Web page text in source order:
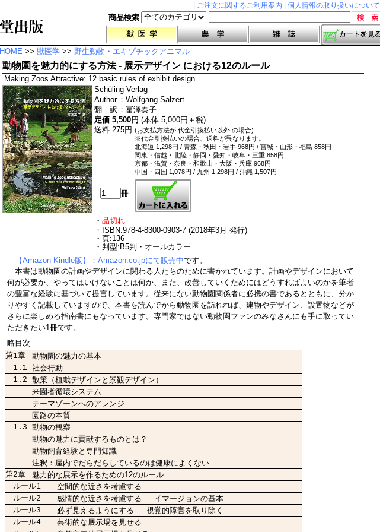
ご注文に関するご利用案内 個人情報の取り扱いについて
商品検索
HOME >> 獣医学 >> 野生動物・エキゾチックアニマル
動物園を魅力的にする方法 - 展示デザイン における12のルール
Making Zoos Attractive: 12 basic rules of exhibit design
Schüling Verlag
Author ： Wolfgang Salzert
翻 訳 ： 冨澤奏子
定価 5,500円 (本体 5,000円＋税)
送料 275円 (お支払方法が 代金引換払い以外 の場合)
※代金引換払いの場合、送料が異なります。
北海道 1,298円 / 青森・秋田・岩手 968円 / 宮城・山形・福島 858円
関東・信越・北陸・静岡・愛知・岐阜・三重 858円
京都・滋賀・奈良・和歌山・大阪・兵庫 968円
中国・四国 1,078円 / 九州 1,298円 / 沖縄 1,507円
冊
・ 品切れ
・ISBN:978-4-8300-0903-7 (2018年3月 発行)
・頁:136
・判型:B5判・オールカラー
【Amazon Kindle版】：Amazon.co.jpにて販売中です。
本書は動物園の計画やデザインに関わる人たちのために書かれています。計画やデザインにおいて
何が必要か、やってはいけないことは何か、また、改善していくためにはどうすればよいのかを筆者
の豊富な経験に基づいて提言しています。従来にない動物園関係者に必携の書であるとともに、分か
りやすく記載していますので、本書を読んでから動物園を訪れれば、建物やデザイン、設置物などが
さらに楽しめる指南書にもなっています。専門家ではない動物園ファンのみなさんにも手に取ってい
ただきたい1冊です。
略目次
第1章
動物園の魅力の基本
1.1 社会行動
1.2 散策（植栽デザインと景観デザイン）
来園者循環システム
テーマゾーンへのアレンジ
園路の本質
1.3 動物の観察
動物の魅力に貢献するものとは？
動物飼育経験と専門知識
注釈：屋内でだらだらしているのは健康によくない
第2章
魅力的な展示を作るための12のルール
ルール1
空間的な近さを考慮する
ルール2
感情的な近さを考慮する ― イマージョンの基本
ルール3
必ず見えるようにする ― 視覚的障害を取り除く
ルール4
芸術的な展示場を見せる